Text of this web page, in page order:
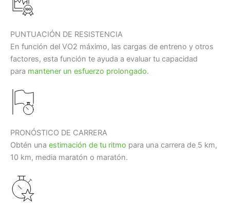
PUNTUACIÓN DE RESISTENCIA
En función del VO2 máximo, las cargas de entreno y otros
factores, esta función te ayuda a evaluar tu capacidad
para mantener un esfuerzo prolongado.
PRONÓSTICO DE CARRERA
Obtén una estimación de tu ritmo para una carrera de 5 km,
10 km, media maratón o maratón.